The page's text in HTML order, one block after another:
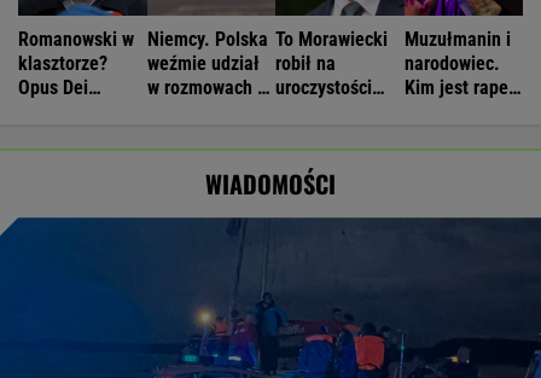
Romanowski w
klasztorze?
Opus Dei
Niemcy. Polska
weźmie udział
w rozmowach o
To Morawiecki
robił na
uroczystości
Muzułmanin i
narodowiec.
Kim jest raper,
WIADOMOŚCI